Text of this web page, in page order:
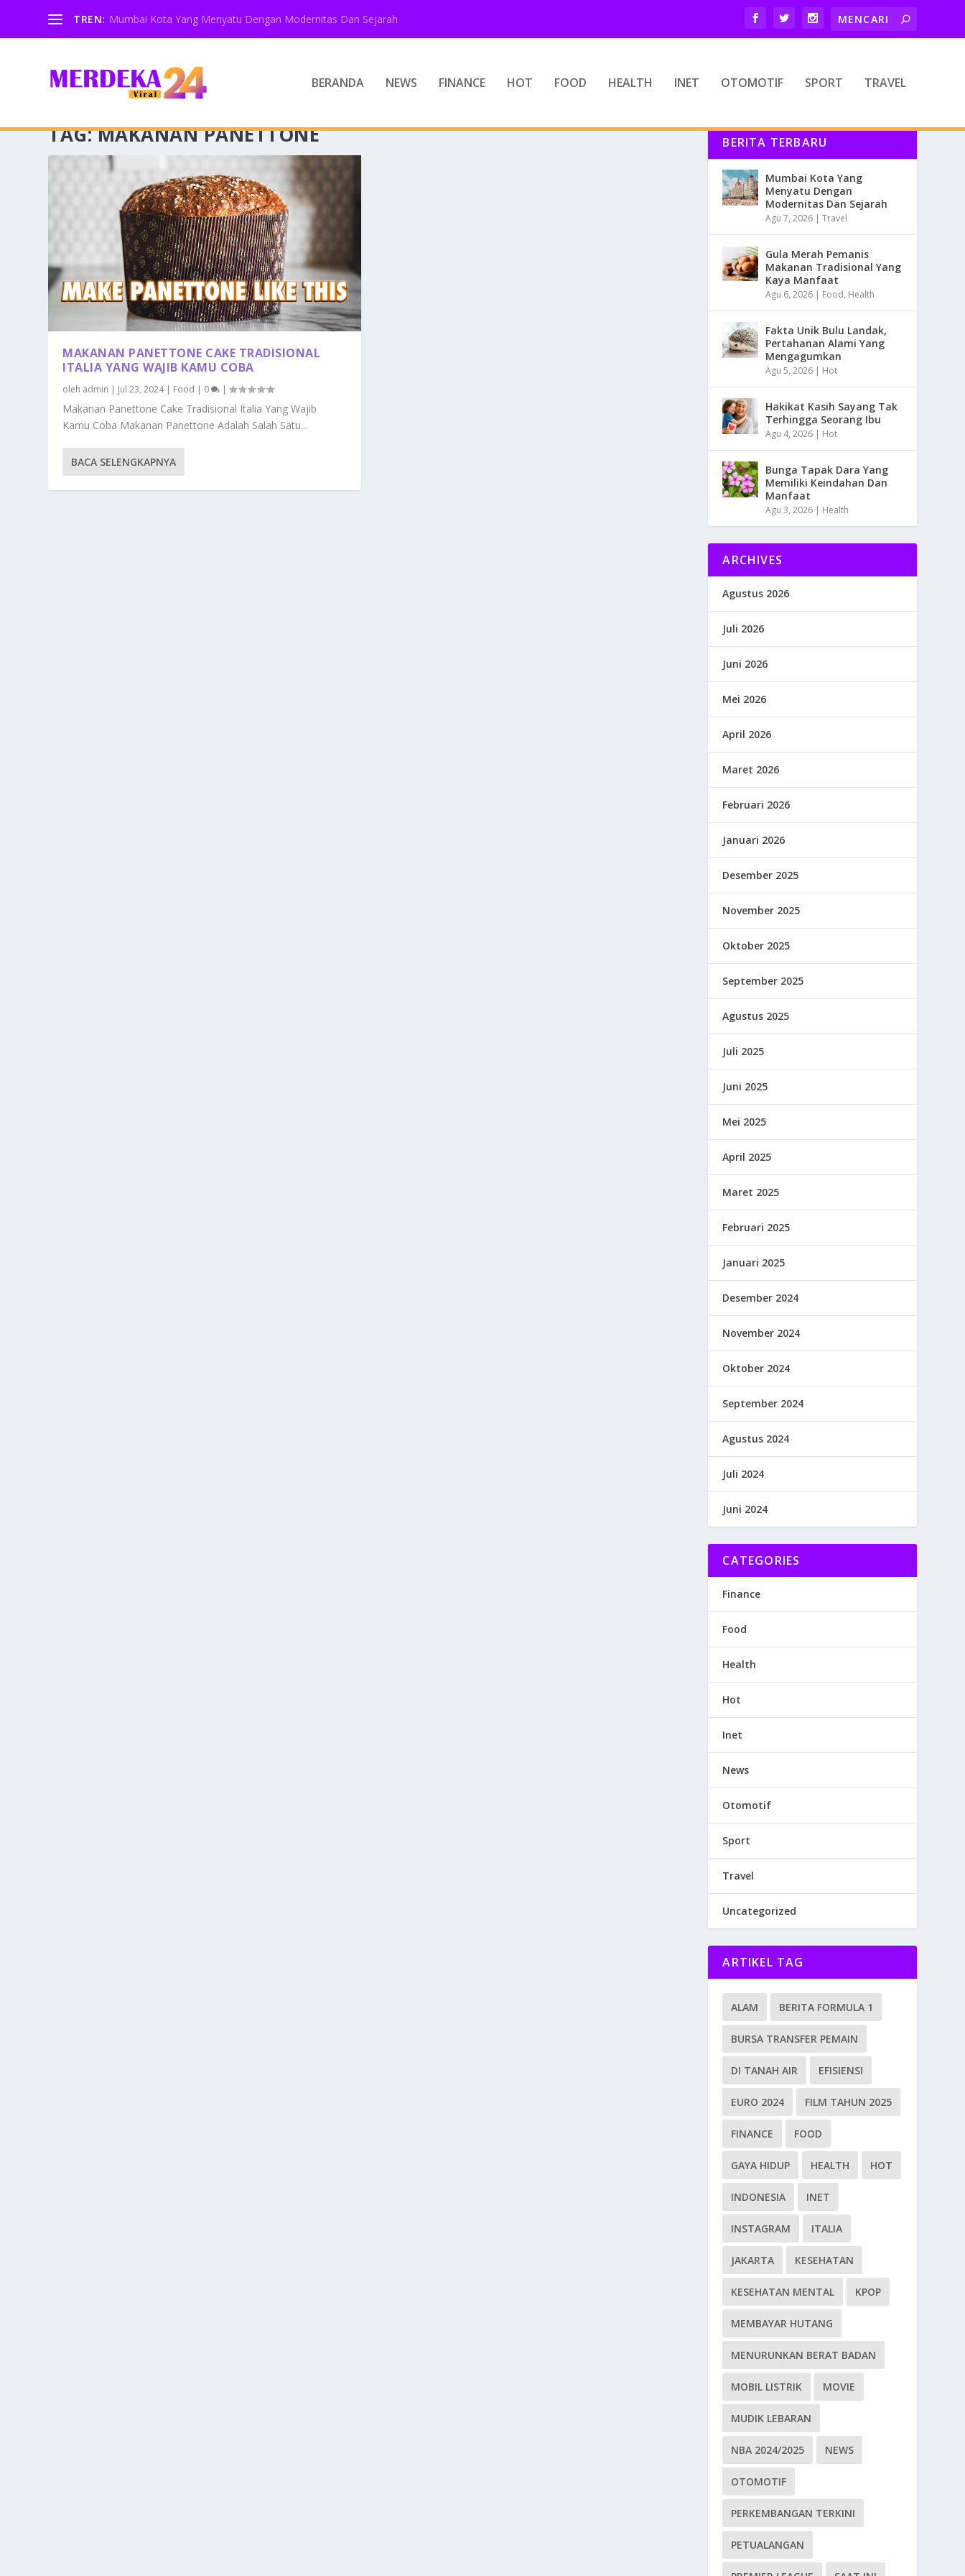
TREN: Mumbai Kota Yang Menyatu Dengan Modernitas Dan Sejarah
BERANDA NEWS FINANCE HOT FOOD HEALTH INET OTOMOTIF SPORT TRAVEL
TAG:MAKANAN PANETTONE
MAKANAN PANETTONE CAKE TRADISIONAL
ITALIA YANG WAJIB KAMU COBA
oleh admin | Jul 23, 2024| Food | 0 |
Makanan Panettone Cake Tradisional Italia Yang Wajib
Kamu Coba Makanan Panettone Adalah Salah Satu...
BACA SELENGKAPNYA
BERITA TERBARU
Mumbai Kota Yang
Menyatu Dengan
Modernitas Dan Sejarah
Agu 7, 2026 |Travel
Gula Merah Pemanis
Makanan Tradisional Yang
Kaya Manfaat
Agu 6, 2026 | Food, Health
Fakta Unik Bulu Landak,
Pertahanan Alami Yang
Mengagumkan
Agu 5, 2026 | Hot
Hakikat Kasih Sayang Tak
Terhingga Seorang Ibu
Agu 4, 2026 | Hot
Bunga Tapak Dara Yang
Memiliki Keindahan Dan
Manfaat
Agu 3, 2026 | Health
ARCHIVES
Agustus 2026
Juli 2026
Juni 2026
Mei 2026
April 2026
Maret 2026
Februari 2026
Januari 2026
Desember 2025
November 2025
Oktober 2025
September 2025
Agustus 2025
Juli 2025
Juni 2025
Mei 2025
April 2025
Maret 2025
Februari 2025
Januari 2025
Desember 2024
November 2024
Oktober 2024
September 2024
Agustus 2024
Juli 2024
Juni 2024
CATEGORIES
Finance
Food
Health
Hot
Inet
News
Otomotif
Sport
Travel
Uncategorized
ARTIKEL TAG
ALAM BERITA FORMULA 1
BURSA TRANSFER PEMAIN
DI TANAH AIR EFISIENSI
EURO 2024 FILM TAHUN 2025
FINANCE FOOD
GAYA HIDUP HEALTH HOT
INDONESIA INET
INSTAGRAM ITALIA
JAKARTA KESEHATAN
KESEHATAN MENTAL KPOP
MEMBAYAR HUTANG
MENURUNKAN BERAT BADAN
MOBIL LISTRIK MOVIE
MUDIK LEBARAN
NBA 2024/2025 NEWS
OTOMOTIF
PERKEMBANGAN TERKINI
PETUALANGAN